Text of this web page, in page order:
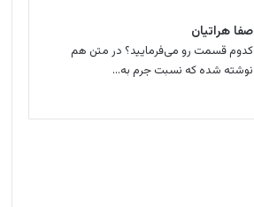
صفا هراتیان
کدوم قسمت رو می‌فرمایید؟ در متن هم
نوشته شده که نسبت جرم به...